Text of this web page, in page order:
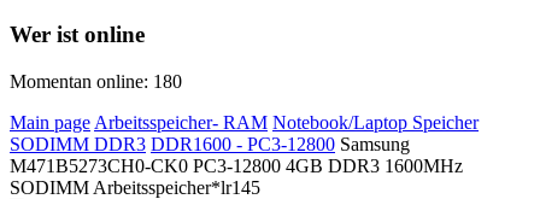
Wer ist online
Momentan online: 180
Main page Arbeitsspeicher- RAM Notebook/Laptop Speicher
SODIMM DDR3 DDR1600 - PC3-12800 Samsung
M471B5273CH0-CK0 PC3-12800 4GB DDR3 1600MHz
SODIMM Arbeitsspeicher*lr145